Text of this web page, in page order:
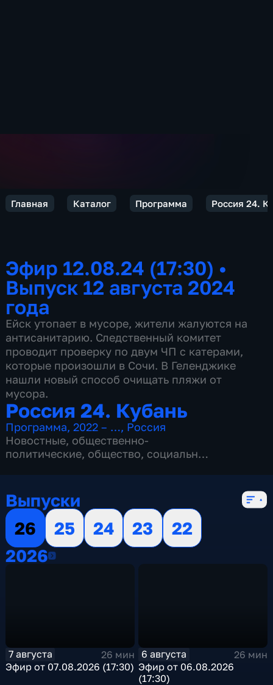
Главная Каталог Программа Россия 24.
Эфир 12.08.24 (17:30) •
Выпуск 12 августа 2024
года
Ейск утопает в мусоре, жители жалуются на
антисанитарию. Следственный комитет
проводит проверку по двум ЧП с катерами,
которые произошли в Сочи. В Геленджике
нашли новый способ очищать пляжи от
мусора.
Россия 24. Кубань
Программа,2022 – …, Россия
Новостные, общественно-
политические, общество, социально-
Выпуски
26
25 24 23
22
20262026
7 августа
26 мин
Эфир от 07.08.2026 (17:30)
6 августа
26 мин
Эфир от 06.08.2026
(17:30)